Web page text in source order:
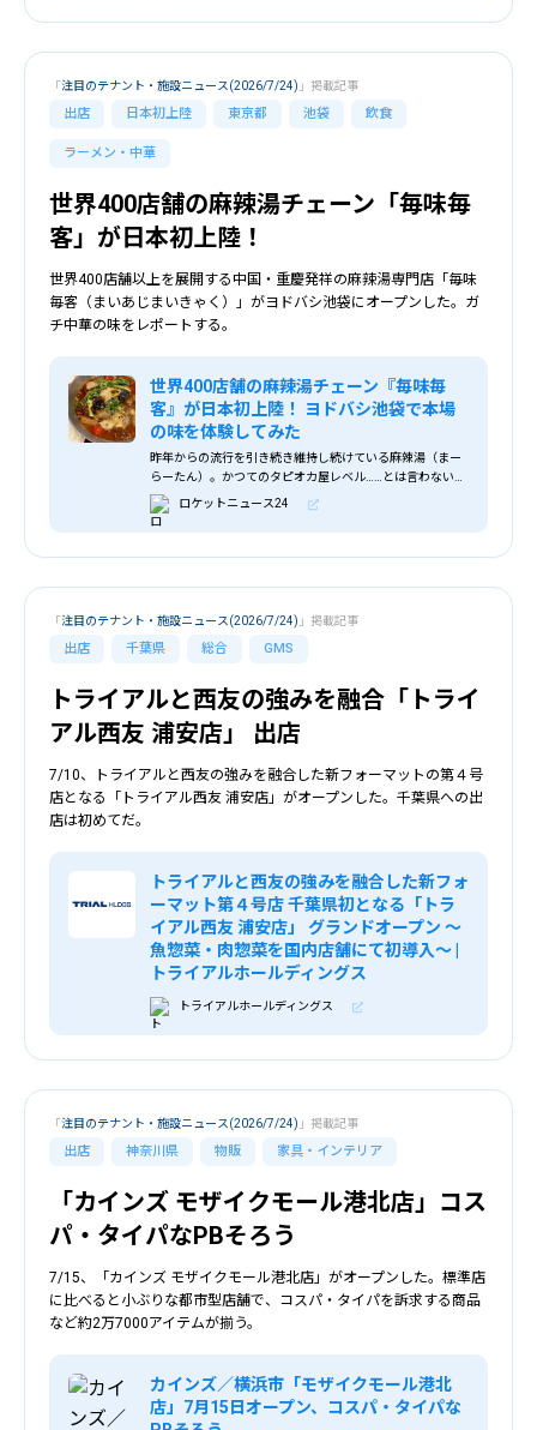
出店 日本初上陸 東京都 池袋 飲食
ラーメン・中華
「注目のテナント・施設ニュース(2026/7/24) 」掲載記事
世界400店舗の麻辣湯チェーン「毎味毎
客」が日本初上陸！
世界400店舗以上を展開する中国・重慶発祥の麻辣湯専門店「毎味
毎客（まいあじまいきゃく）」がヨドバシ池袋にオープンした。ガ
チ中華の味をレポートする。
世界400店舗の麻辣湯チェーン『毎味毎
客』が日本初上陸！ ヨドバシ池袋で本場
の味を体験してみた
昨年からの流行を引き続き維持し続けている麻辣湯（まー
らーたん）。かつてのタピオカ屋レベル……とは言わない
が、街には新たな麻辣湯専門店がちょいちょいオープンし
てい …
ロケットニュース24
出店 千葉県 総合 GMS
「注目のテナント・施設ニュース(2026/7/24) 」掲載記事
トライアルと西友の強みを融合「トライ
アル西友 浦安店」 出店
7/10、トライアルと西友の強みを融合した新フォーマットの第４号
店となる「トライアル西友 浦安店」がオープンした。千葉県への出
店は初めてだ。
トライアルと西友の強みを融合した新フォ
ーマット第４号店 千葉県初となる「トラ
イアル西友 浦安店」 グランドオープン 〜
魚惣菜・肉惣菜を国内店舗にて初導入〜 |
トライアルホールディングス
トライアルホールディングス
出店 神奈川県 物販 家具・インテリア
「注目のテナント・施設ニュース(2026/7/24) 」掲載記事
「カインズ モザイクモール港北店」コス
パ・タイパなPBそろう
7/15、「カインズ モザイクモール港北店」がオープンした。標準店
に比べると小ぶりな都市型店舗で、コスパ・タイパを訴求する商品
など約2万7000アイテムが揃う。
カインズ／横浜市「モザイクモール港北
店」7月15日オープン、コスパ・タイパな